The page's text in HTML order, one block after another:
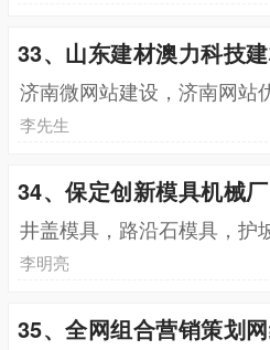
33、山东建材澳力科技
济南微网站建设，济南网站
李先生
34、保定创新模具机械厂
井盖模具，路沿石模具，护
李明亮
35、全网组合营销策划